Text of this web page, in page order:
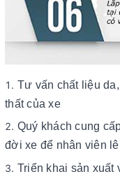
Tư vấn chất liệu
thất của xe
Quý khách cung
đời xe để nhân viên
Triển khai sản xuất